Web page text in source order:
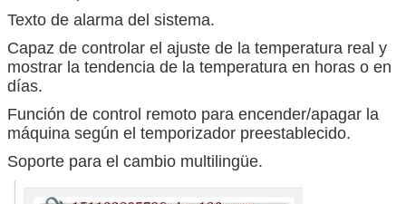
Texto de alarma del sistema.
Capaz de controlar el ajuste de la temperatura real y
mostrar la tendencia de la temperatura en horas o en
días.
Función de control remoto para encender/apagar la
máquina según el temporizador preestablecido.
Soporte para el cambio multilingüe.